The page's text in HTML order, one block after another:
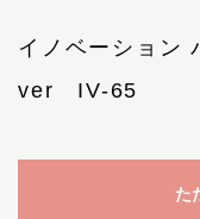
イノベーション
ver IV-65
た